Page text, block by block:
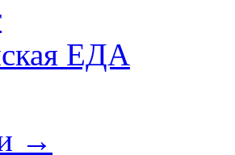
ЕДА
→